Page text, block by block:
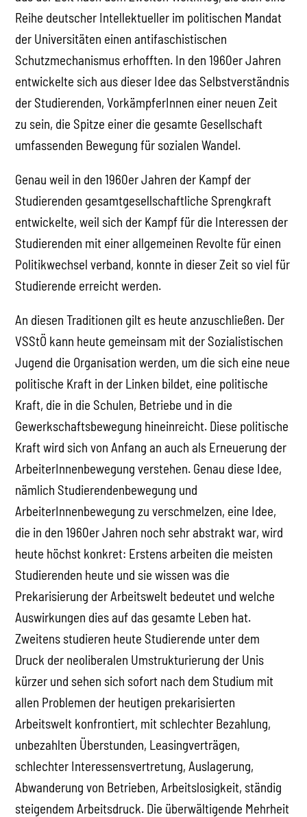
Reihe deutscher Intellektueller im politischen Mandat
der Universitäten einen antifaschistischen
Schutzmechanismus erhofften. In den 1960er Jahren
entwickelte sich aus dieser Idee das Selbstverständnis
der Studierenden, VorkämpferInnen einer neuen Zeit
zu sein, die Spitze einer die gesamte Gesellschaft
umfassenden Bewegung für sozialen Wandel.
Genau weil in den 1960er Jahren der Kampf der
Studierenden gesamtgesellschaftliche Sprengkraft
entwickelte, weil sich der Kampf für die Interessen der
Studierenden mit einer allgemeinen Revolte für einen
Politikwechsel verband, konnte in dieser Zeit so viel für
Studierende erreicht werden.
An diesen Traditionen gilt es heute anzuschließen. Der
VSStÖ kann heute gemeinsam mit der Sozialistischen
Jugend die Organisation werden, um die sich eine neue
politische Kraft in der Linken bildet, eine politische
Kraft, die in die Schulen, Betriebe und in die
Gewerkschaftsbewegung hineinreicht. Diese politische
Kraft wird sich von Anfang an auch als Erneuerung der
ArbeiterInnenbewegung verstehen. Genau diese Idee,
nämlich Studierendenbewegung und
ArbeiterInnenbewegung zu verschmelzen, eine Idee,
die in den 1960er Jahren noch sehr abstrakt war, wird
heute höchst konkret: Erstens arbeiten die meisten
Studierenden heute und sie wissen was die
Prekarisierung der Arbeitswelt bedeutet und welche
Auswirkungen dies auf das gesamte Leben hat.
Zweitens studieren heute Studierende unter dem
Druck der neoliberalen Umstrukturierung der Unis
kürzer und sehen sich sofort nach dem Studium mit
allen Problemen der heutigen prekarisierten
Arbeitswelt konfrontiert, mit schlechter Bezahlung,
unbezahlten Überstunden, Leasingverträgen,
schlechter Interessensvertretung, Auslagerung,
Abwanderung von Betrieben, Arbeitslosigkeit, ständig
steigendem Arbeitsdruck. Die überwältigende Mehrheit